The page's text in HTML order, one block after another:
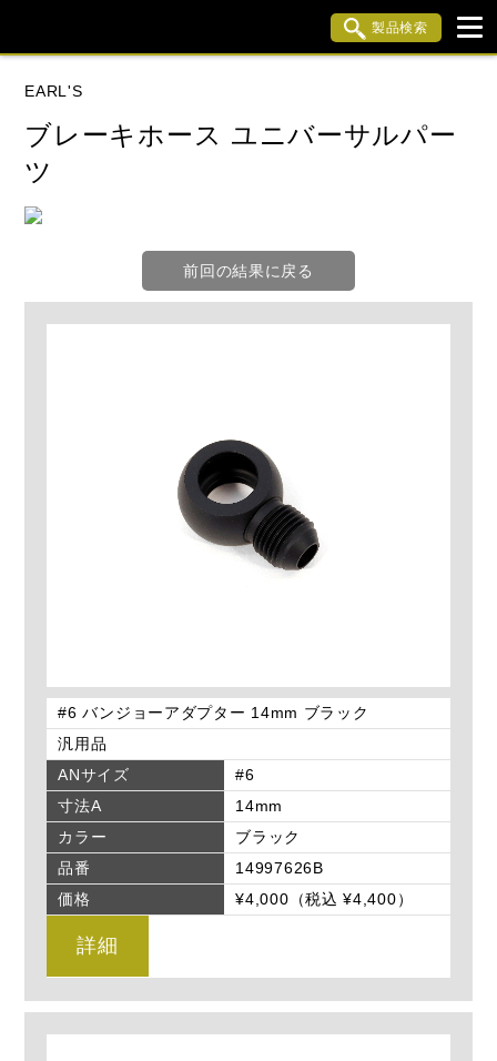
製品検索
データを準備しています。
EARL'S
ブレーキホース ユニバーサルパー
ツ
前回の結果に戻る
#6 バンジョーアダプター 14mm ブラック
汎用品
ANサイズ
#6
寸法A
14mm
カラー
ブラック
品番
14997626B
価格
¥4,000（税込 ¥4,400）
詳細